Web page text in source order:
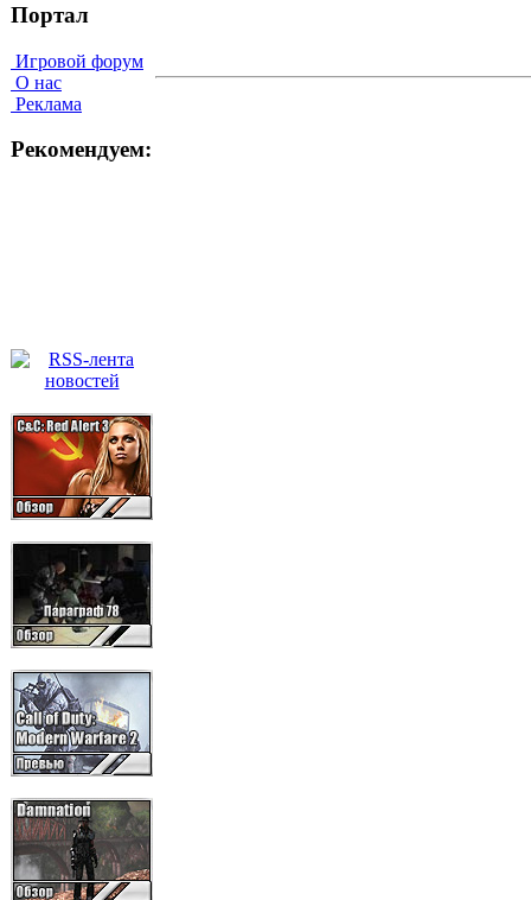
Портал
Игровой форум
О нас
Реклама
Рекомендуем: